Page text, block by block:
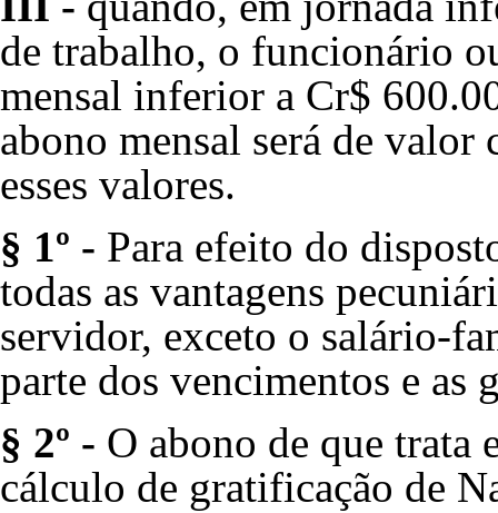
de trabalho, o funcionário
mensal inferior a Cr$
abono mensal será de valor
esses valores.
§ 1º - Para efeito do
todas as vantagens
servidor, exceto o salário-
parte dos vencimentos e as
§ 2º - O abono de que trata
cálculo de gratificação de